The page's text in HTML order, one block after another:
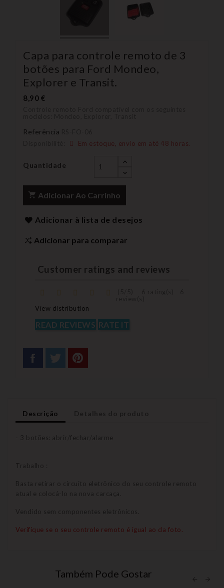
Capa para controle remoto de 3
botões para Ford Mondeo,
Explorer e Transit.
8,90 €
Referência
Em estoque, envio em até 48 horas.
Quantidade
Adicionar Ao Carrinho
Adicionar à lista de desejos
Adicionar para comparar
Customer ratings and reviews
View distribution
READ REVIEWS RATE IT
Descrição
- 3 botões: abrir/fechar/alarme
Trabalho :
Basta retirar o circuito eletrônico do seu controle remoto
atual e colocá-lo na nova carcaça.
Vendido sem componentes eletrônicos.
Verifique se o seu controle remoto é igual ao da foto.
Também Pode Gostar